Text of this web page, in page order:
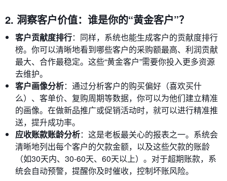
2. 洞察客户价值：谁是你的“黄金客户”？
客户贡献度排行：同样，系统也能生成客户的贡献度排行
榜。你可以清晰地看到哪些客户的采购额最高、利润贡献
最大、合作最稳定。这些“黄金客户”需要你投入更多资源
去维护。
客户画像分析：通过分析客户的购买偏好（喜欢买什
么）、客单价、复购周期等数据，你可以为他们建立精准
的画像。在做新品推广或促销活动时，就可以进行精准推
送，提升成功率。
应收账款账龄分析：这是老板最关心的报表之一。系统会
清晰地列出每个客户的欠款金额，以及这些欠款的账龄
（如30天内、30-60天、60天以上）。对于超期账款，系
统会自动预警，提醒你及时催收，控制坏账风险。